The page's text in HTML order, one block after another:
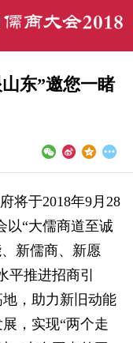
东”邀您一睹
将于2018年9月28
以“大儒商道至诚
新儒商、新愿
平推进招商引
，助力新旧动能
，实现“两个走